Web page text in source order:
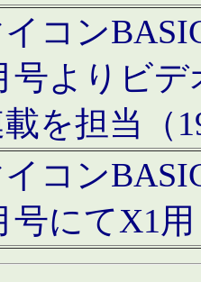
コン
号よりビ
を担当（
コン
号にてX1